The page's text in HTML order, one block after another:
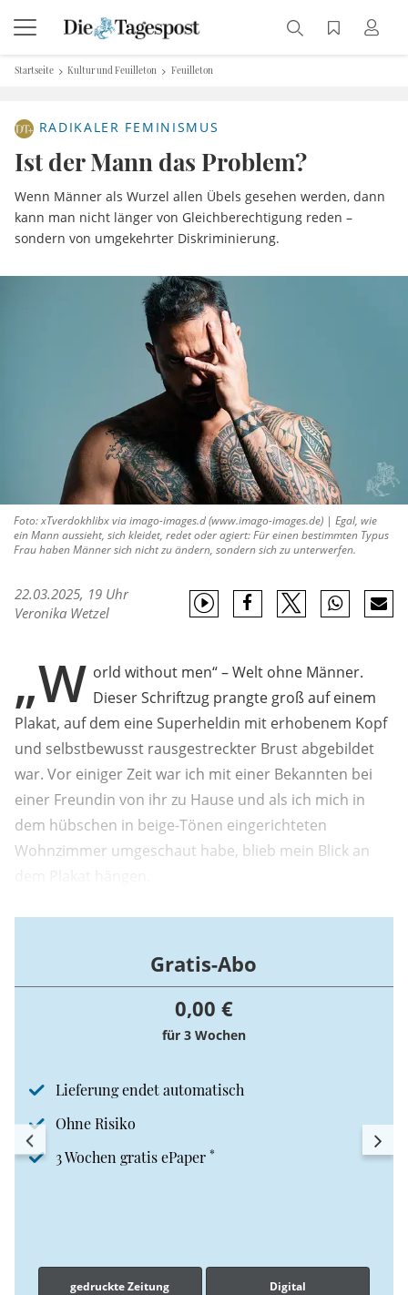
Startseite Kultur und Feuilleton Feuilleton
RADIKALER FEMINISMUS
Ist der Mann das Problem?
Wenn Männer als Wurzel allen Übels gesehen werden, dann
kann man nicht länger von Gleichberechtigung reden –
sondern von umgekehrter Diskriminierung.
Foto: xTverdokhlibx via imago-images.d (www.imago-images.de) | Egal, wie
ein Mann aussieht, sich kleidet, redet oder agiert: Für einen bestimmten Typus
Frau haben Männer sich nicht zu ändern, sondern sich zu unterwerfen.
22.03.2025, 19 Uhr
Veronika Wetzel
„W orld without men“ – Welt ohne Männer.
Dieser Schriftzug prangte groß auf einem
Plakat, auf dem eine Superheldin mit erhobenem Kopf
und selbstbewusst rausgestreckter Brust abgebildet
war. Vor einiger Zeit war ich mit einer Bekannten bei
einer Freundin von ihr zu Hause und als ich mich in
dem hübschen in beige-Tönen eingerichteten
Wohnzimmer umgeschaut habe, blieb mein Blick an
Gratis-Abo
0,00 €
für 3 Wochen
Lieferung endet automatisch
Ohne Risiko
3 Wochen gratis ePaper *
gedruckte Zeitung Digital